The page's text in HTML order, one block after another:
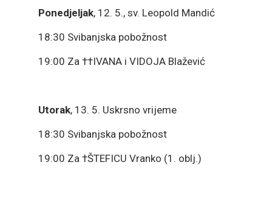
Ponedjeljak, 12. 5., sv. Leopold Mandić
18:30 Svibanjska pobožnost
19:00 Za ††IVANA i VIDOJA Blažević
Utorak, 13. 5. Uskrsno vrijeme
18:30 Svibanjska pobožnost
19:00 Za †ŠTEFICU Vranko (1. oblj.)